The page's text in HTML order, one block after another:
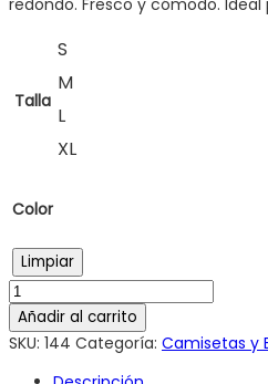
redondo. Fresco y cómodo. Ideal
Talla
S
M
L
XL
Color
Limpiar
Añadir al carrito
SKU: 144 Categoría: Camisetas y